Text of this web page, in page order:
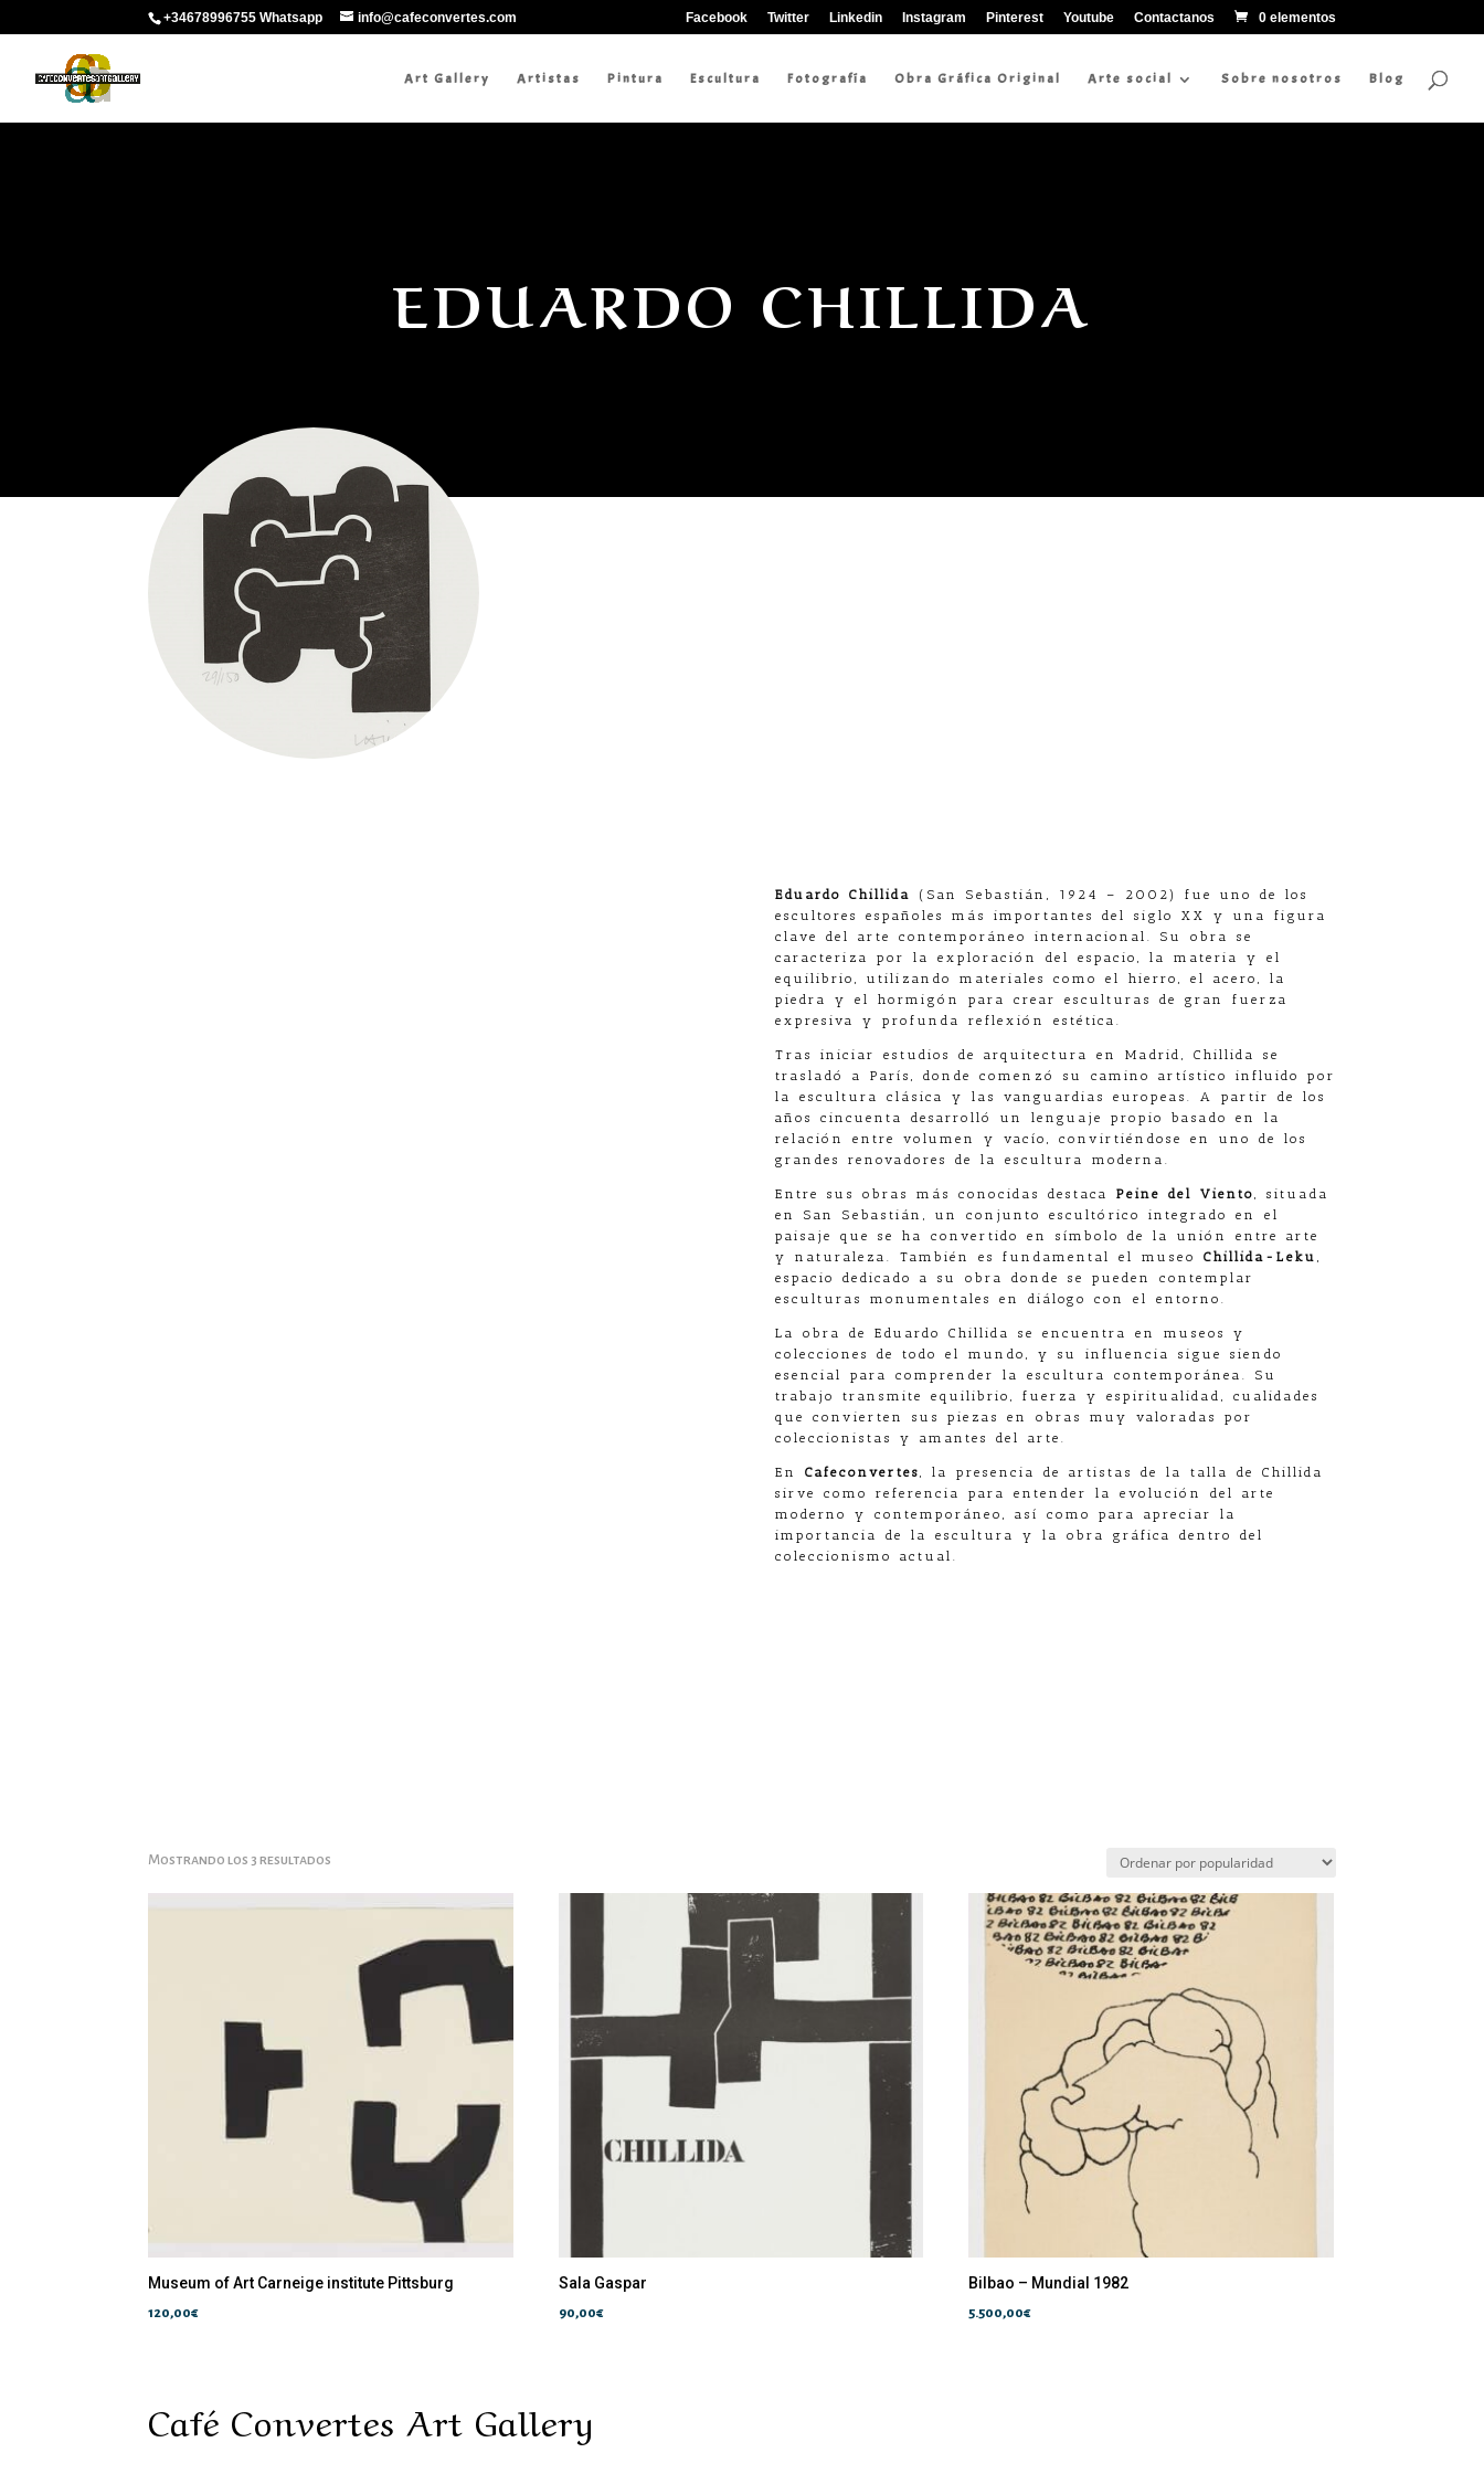
+34678996755 Whatsapp info@cafeconvertes.com Facebook Twitter Linkedin Instagram Pinterest Youtube Contactanos 0 elementos
Art Gallery Artistas Pintura Escultura Fotografía Obra Gráfica Original Arte social Sobre nosotros Blog
EDUARDO CHILLIDA
Eduardo Chillida
(San Sebastián, 1924 – 2002) fue uno de los
escultores españoles más importantes del siglo XX y una figura
clave del arte contemporáneo internacional. Su obra se
caracteriza por la exploración del espacio, la materia y el
equilibrio, utilizando materiales como el hierro, el acero, la
piedra y el hormigón para crear esculturas de gran fuerza
expresiva y profunda reflexión estética.
Tras iniciar estudios de arquitectura en Madrid, Chillida se
trasladó a París, donde comenzó su camino artístico influido por
la escultura clásica y las vanguardias europeas. A partir de los
años cincuenta desarrolló un lenguaje propio basado en la
relación entre volumen y vacío, convirtiéndose en uno de los
grandes renovadores de la escultura moderna.
Entre sus obras más conocidas destaca Peine del Viento
, situada
en San Sebastián, un conjunto escultórico integrado en el
paisaje que se ha convertido en símbolo de la unión entre arte
y naturaleza. También es fundamental el museo Chillida-Leku
espacio dedicado a su obra donde se pueden contemplar
esculturas monumentales en diálogo con el entorno.
La obra de Eduardo Chillida se encuentra en museos y
colecciones de todo el mundo, y su influencia sigue siendo
esencial para comprender la escultura contemporánea. Su
trabajo transmite equilibrio, fuerza y espiritualidad, cualidades
que convierten sus piezas en obras muy valoradas por
coleccionistas y amantes del arte.
En Cafeconvertes
, la presencia de artistas de la talla de Chillida
sirve como referencia para entender la evolución del arte
moderno y contemporáneo, así como para apreciar la
importancia de la escultura y la obra gráfica dentro del
coleccionismo actual.
Mostrando los 3 resultados
popularidad
Museum of Art Carneige institute Pittsburg
120,00€
Sala Gaspar
90,00€
Bilbao – Mundial 1982
5.500,00€
Café Convertes Art Gallery